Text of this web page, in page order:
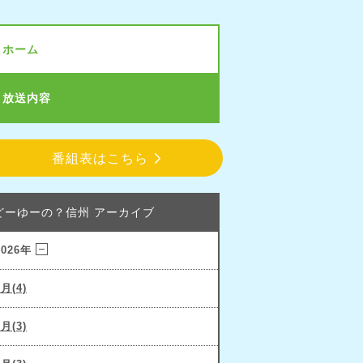
ホーム
放送内容
番組表はこちら
ーゆーの？信州 アーカイブ
年
(4)
(3)